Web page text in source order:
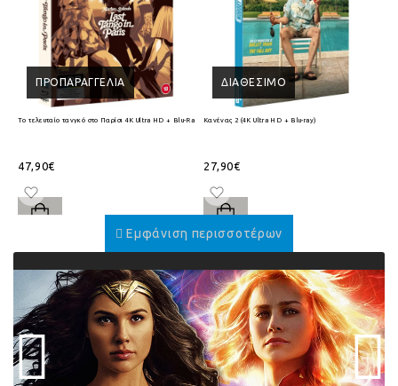
ΠΡΟΠΑΡΑΓΓΕΛΊΑ
Το τελευταίο τανγκό στο Παρίσι 4K Ultra HD + Blu-Ray
47,90€
ΔΙΑΘΈΣΙΜΟ
Κανένας 2 (4K Ultra HD + Blu-ray)
27,90€